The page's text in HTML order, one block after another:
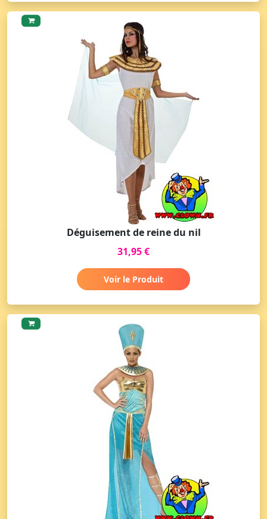
Déguisement de reine du nil
31,95 €
Voir le Produit